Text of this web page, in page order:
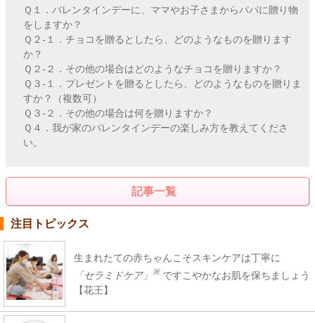
Ｑ１．バレンタインデーに、ママやお子さまからパパに贈り物
をしますか？
Ｑ２-１．チョコを贈るとしたら、どのようなものを贈ります
か？
Ｑ２-２．その他の場合はどのようなチョコを贈りますか？
Ｑ３-１．プレゼントを贈るとしたら、どのようなものを贈りま
すか？（複数可）
Ｑ３-２．その他の場合は何を贈りますか？
Ｑ４．我が家のバレンタインデーの楽しみ方を教えてくださ
い。
記事一覧
注目トピックス
生まれたての赤ちゃんこそスキンケアは丁寧に
「セラミドケア」
※ ですこやかなお肌を保ちましょう
【花王】